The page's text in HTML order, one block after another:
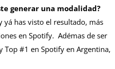
generar una modalidad?
has visto el resultado, más
en Spotify. Adémas de ser
Top #1 en Spotify en Argentina,